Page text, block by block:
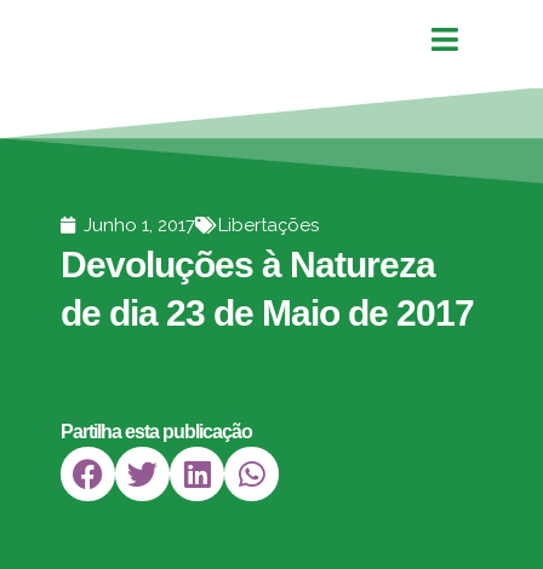
Junho 1, 2017 Libertações
Devoluções à Natureza
de dia 23 de Maio de 2017
Partilha esta publicação